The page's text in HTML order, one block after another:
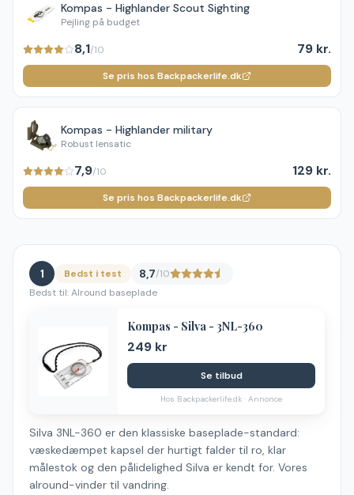
Kompas - Highlander Scout Sighting
Pejling på budget
8,1/10 79 kr.
Se pris hos Backpackerlife.dk
Kompas - Highlander military
Robust lensatic
7,9/10 129 kr.
Se pris hos Backpackerlife.dk
1 Bedst i test 8,7/10
Bedst til:Alround baseplade
Kompas - Silva - 3NL-360
249 kr
Se tilbud
Hos Backpackerlife.dk · Annonce
Silva 3NL-360 er den klassiske baseplade-standard:
væskedæmpet kapsel der hurtigt falder til ro, klar
målestok og den pålidelighed Silva er kendt for. Vores
alround-vinder til vandring.